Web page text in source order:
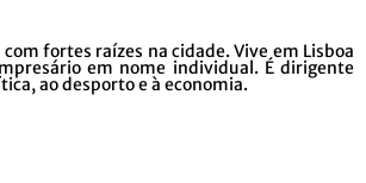
fortes raízes na cidade. Vive em Lisboa
em nome individual. É dirigente
ao desporto e à economia.